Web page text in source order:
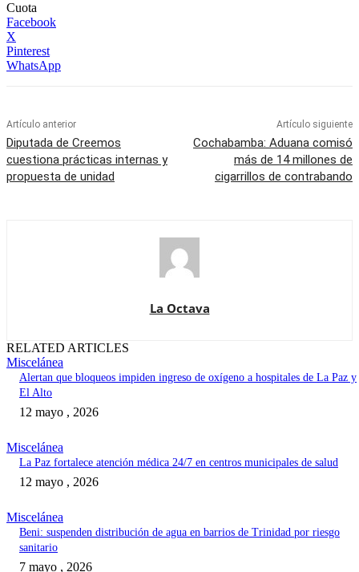
Cuota
Facebook
X
Pinterest
WhatsApp
Artículo anterior
Diputada de Creemos
cuestiona prácticas internas y
propuesta de unidad
Artículo siguiente
Cochabamba: Aduana comisó
más de 14 millones de
cigarrillos de contrabando
La Octava
RELATED ARTICLES
Miscelánea
Alertan que bloqueos impiden ingreso de oxígeno a hospitales de La Paz y
El Alto
12 mayo , 2026
Miscelánea
La Paz fortalece atención médica 24/7 en centros municipales de salud
12 mayo , 2026
Miscelánea
Beni: suspenden distribución de agua en barrios de Trinidad por riesgo
sanitario
7 mayo , 2026